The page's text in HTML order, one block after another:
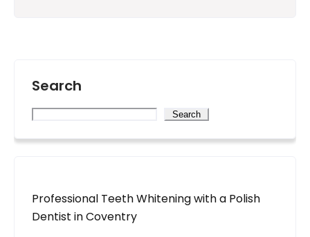
Search
Search
Professional Teeth Whitening with a Polish
Dentist in Coventry